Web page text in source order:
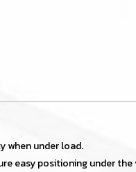
when under load.
easy positioning under